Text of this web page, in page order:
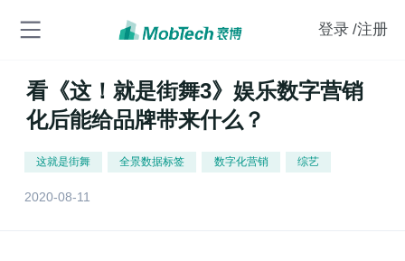
登录 /注册
看《这！就是街舞3》娱乐数字营销
化后能给品牌带来什么？
这就是街舞 全景数据标签 数字化营销 综艺
2020-08-11